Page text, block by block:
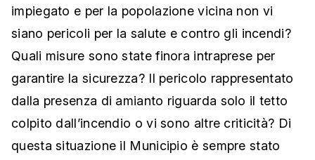
impiegato e per la popolazione vicina non vi
siano pericoli per la salute e contro gli incendi?
Quali misure sono state finora intraprese per
garantire la sicurezza? Il pericolo rappresentato
dalla presenza di amianto riguarda solo il tetto
colpito dall’incendio o vi sono altre criticità? Di
questa situazione il Municipio è sempre stato